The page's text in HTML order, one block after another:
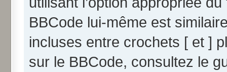
BBCode lui-même est
incluses entre crochets [ et ]
sur le BBCode, consultez le